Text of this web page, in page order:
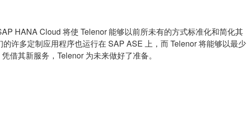
HANA Cloud 将使 Telenor 能够以前所未有的方式标准化和简化其
许多定制应用程序也运行在 SAP ASE 上，而 Telenor 将能够以最少
其新服务，Telenor 为未来做好了准备。